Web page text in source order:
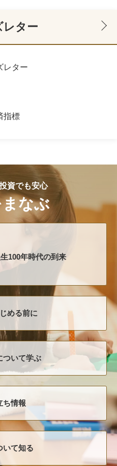
レター
レター
指標
資でも安心
なぶ
生100年時代の到来
める前に
ついて学ぶ
ち情報
いて知る